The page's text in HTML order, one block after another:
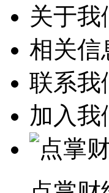
关于我
相关信
联系我
加入我